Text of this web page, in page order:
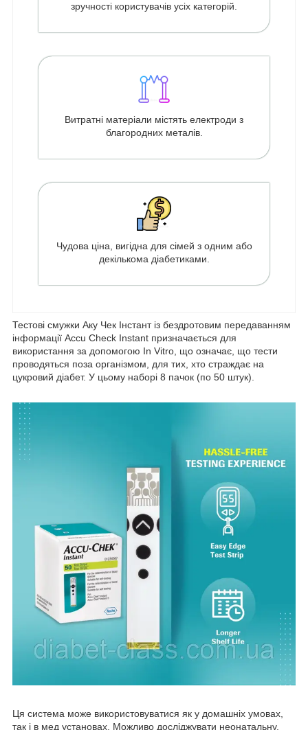
зручності користувачів усіх категорій.
Витратні матеріали містять електроди з
благородних металів.
Чудова ціна, вигідна для сімей з одним або
декількома діабетиками.
Тестові смужки Аку Чек Інстант із бездротовим передаванням
інформації Accu Check Instant призначається для
використання за допомогою In Vitro, що означає, що тести
проводяться поза організмом, для тих, хто страждає на
цукровий діабет. У цьому наборі 8 пачок (по 50 штук).
Ця система може використовуватися як у домашніх умовах,
так і в мед установах. Можливо досліджувати неонатальну,